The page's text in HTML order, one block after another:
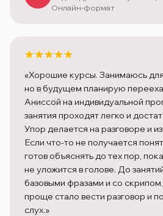
Онлайн-формат
«Хорошие курсы. Занимаюсь
но в будущем планирую
Аниссой на индивидуальной
занятия проходят легко и
Упор делается на разговоре и
Если что-то не получается
готов объяснять до тех пор,
не уложится в голове. До
базовыми фразами и со
проще стало вести разговор и
слух.»